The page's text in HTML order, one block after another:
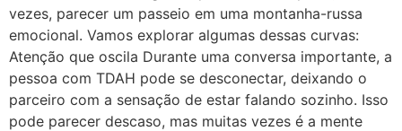
vezes, parecer um passeio em uma montanha-russa
emocional. Vamos explorar algumas dessas curvas:
Atenção que oscila Durante uma conversa importante, a
pessoa com TDAH pode se desconectar, deixando o
parceiro com a sensação de estar falando sozinho. Isso
pode parecer descaso, mas muitas vezes é a mente